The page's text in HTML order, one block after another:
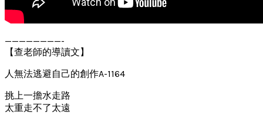
————————-
【查老師的導讀文】
人無法逃避自己的創作A-1164
挑上一擔水走路
太重走不了太遠